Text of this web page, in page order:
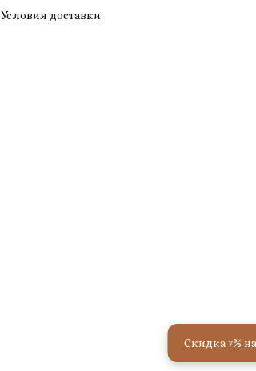
Скидка 7%
Условия доставки